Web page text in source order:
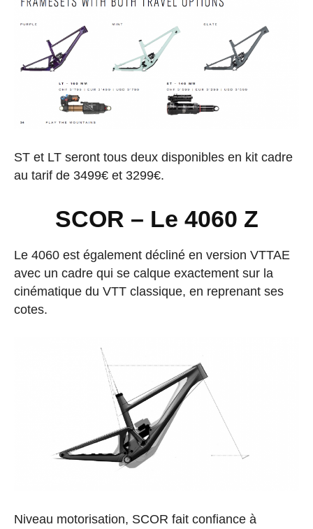
ST et LT seront tous deux disponibles en kit cadre
au tarif de 3499€ et 3299€.
SCOR – Le 4060 Z
Le 4060 est également décliné en version VTTAE
avec un cadre qui se calque exactement sur la
cinématique du VTT classique, en reprenant ses
cotes.
Niveau motorisation, SCOR fait confiance à